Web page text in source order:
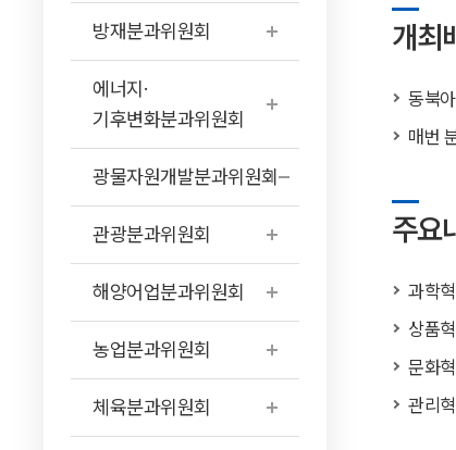
방재분과위원회
에너지·
기후변화분과위원회
광물자원개발분과위원회
관광분과위원회
해양어업분과위원회
농업분과위원회
체육분과위원회
개최
동북
매번
주요
과학
상품
문화
관리